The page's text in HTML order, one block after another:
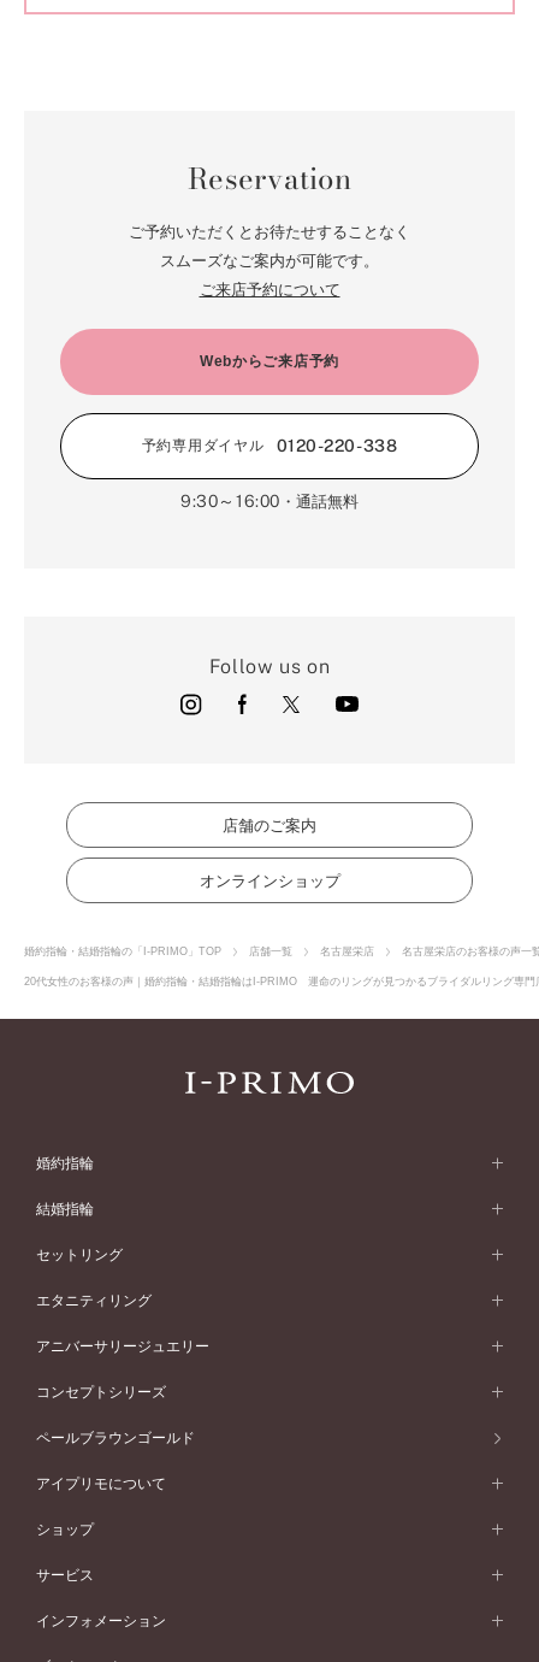
Reservation
ご予約いただくとお待たせすることなく
スムーズなご案内が可能です。
ご来店予約について
Webからご来店予約
予約専用ダイヤル 0120-220-338
9:30～16:00 ・通話無料
Follow us on
店舗のご案内
オンラインショップ
婚約指輪・結婚指輪の「I-PRIMO」TOP 店舗一覧 名古屋栄店 名古屋栄店のお客様の声一
20代女性のお客様の声｜婚約指輪・結婚指輪はI-PRIMO 運命のリングが見つかるブライダルリング専
婚約指輪
婚約指輪 (エンゲージリング)
婚約指輪一覧
ピンクゴールド
ペールブラウンゴールド
ウェーブライン
V字ライン
ワンサイドメレ
ダブルサイドメレ
シンプル
フェミニン
モード
50万円台～
40万円台～
30万円台～
婚約指輪 人気ランキング
婚約ネックレス
ダイヤモンドシェイプコレクション
結婚指輪
結婚指輪 (マリッジリング)
結婚指輪一覧
ピンクゴールド
ペールブラウンゴールド
ウェーブライン
V字ライン
ワンメレ
セベラルメレ
シンプル
フェミニン
モード
50万円～
40万円～50万円
セットリング
セットリング
セットリング一覧
ピンクゴールド
ペールブラウンゴールド
エタニティリング
エタニティリング
エタニティリング一覧
ピンクゴールド
ペールブラウンゴールド
アニバーサリージュエリー
アニバーサリージュエリー
アニバーサリージュエリー一覧
ファッションリング
ブレスレット
コンセプトシリーズ
コンセプトシリーズ
オリジンビリーフ
エトワル
スワハ
ペールブラウンゴールド
アイプリモについて
アイプリモについて
パーソナルハンド診断
デザインへのこだわり
ショップ
店舗一覧
北海道
サービス
プロポーズサポート
サービス
インフォメーション